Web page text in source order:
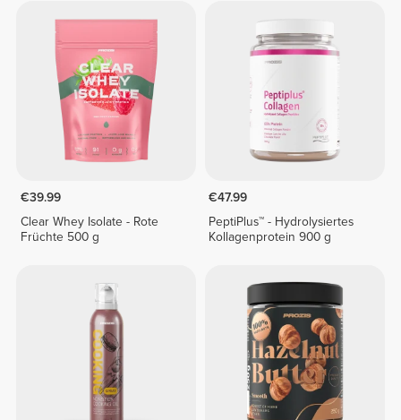
€39.99
Clear Whey Isolate - Rote
Früchte 500 g
€47.99
PeptiPlus™ - Hydrolysiertes
Kollagenprotein 900 g